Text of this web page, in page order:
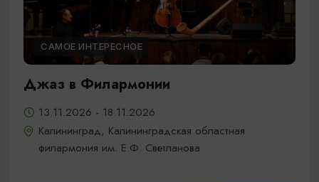
САМОЕ ИНТЕРЕСНОЕ
Джаз в Филармонии
13.11.2026 - 18.11.2026
Калининград, Калининградская областная
филармония им. Е.Ф. Светланова